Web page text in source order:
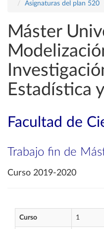
Asignaturas del plan 520
Máster
Estadística
Facultad de
Trabajo fin de
Curso 2019-2020
Curso 1